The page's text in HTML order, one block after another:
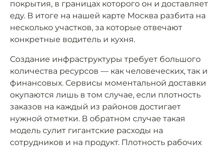
покрытия, в границах которого он и доставляет
еду. В итоге на нашей карте Москва разбита на
несколько участков, за которые отвечают
конкретные водитель и кухня.
Создание инфраструктуры требует большого
количества ресурсов — как человеческих, так и
финансовых. Сервисы моментальной доставки
окупаются лишь в том случае, если плотность
заказов на каждый из районов достигает
нужной отметки. В обратном случае такая
модель сулит гигантские расходы на
сотрудников и на продукт. Плотность рабочих